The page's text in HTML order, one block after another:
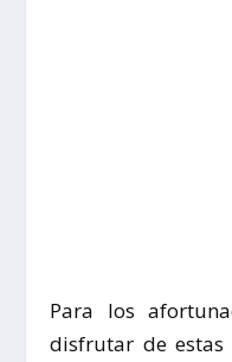
Para los
disfrutar de estas